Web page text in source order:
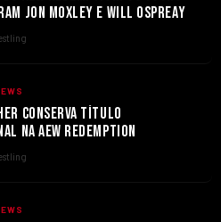
JON MOXLEY E WILL OSPREAY
CONSERVA TÍTULO
NA AEW REDEMPTION